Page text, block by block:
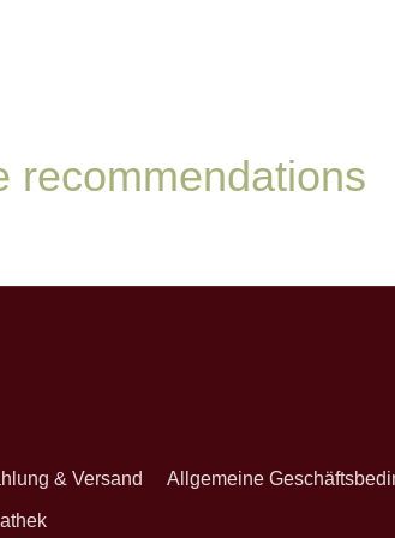
recommendations
& Versand Allgemeine